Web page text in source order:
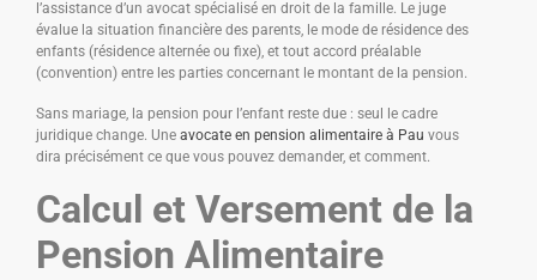
l’assistance d’un avocat spécialisé en droit de la famille. Le juge
évalue la situation financière des parents, le mode de résidence des
enfants (résidence alternée ou fixe), et tout accord préalable
(convention) entre les parties concernant le montant de la pension.
Sans mariage, la pension pour l’enfant reste due : seul le cadre
juridique change. Une avocate en pension alimentaire à Pau vous
dira précisément ce que vous pouvez demander, et comment.
Calcul et Versement de la
Pension Alimentaire